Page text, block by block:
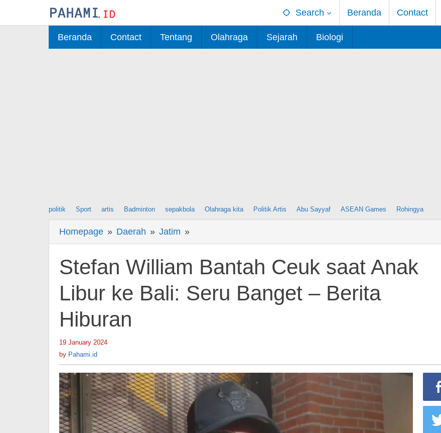
Search Beranda Contact
Beranda Contact Tentang Olahraga Sejarah Biologi
politik Sport artis Badminton sepakbola Olahraga kita Politik Artis Abu Sayyaf ASEAN Games Rohingya
Homepage » Daerah » Jatim »
William
Bantah
Ceuk
saat
Anak
Banget
-
Berita
Hiburan
Stefan William Bantah Ceuk saat Anak
Libur ke Bali: Seru Banget – Berita
Hiburan
19 January 2024
by Pahami.id